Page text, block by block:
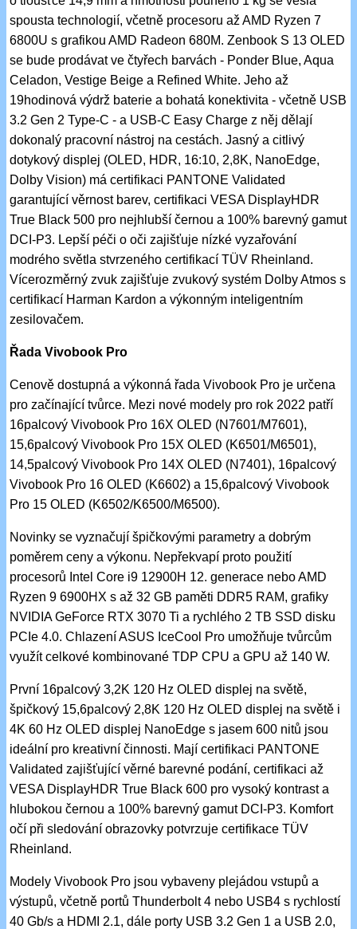
spousta technologií, včetně procesoru až AMD Ryzen 7
6800U s grafikou AMD Radeon 680M. Zenbook S 13 OLED
se bude prodávat ve čtyřech barvách - Ponder Blue, Aqua
Celadon, Vestige Beige a Refined White. Jeho až
19hodinová výdrž baterie a bohatá konektivita - včetně USB
3.2 Gen 2 Type-C - a USB-C Easy Charge z něj dělají
dokonalý pracovní nástroj na cestách. Jasný a citlivý
dotykový displej (OLED, HDR, 16:10, 2,8K, NanoEdge,
Dolby Vision) má certifikaci PANTONE Validated
garantující věrnost barev, certifikaci VESA DisplayHDR
True Black 500 pro nejhlubší černou a 100% barevný gamut
DCI-P3. Lepší péči o oči zajišťuje nízké vyzařování
modrého světla stvrzeného certifikací TÜV Rheinland.
Vícerozměrný zvuk zajišťuje zvukový systém Dolby Atmos s
certifikací Harman Kardon a výkonným inteligentním
zesilovačem.
Řada Vivobook Pro
Cenově dostupná a výkonná řada Vivobook Pro je určena
pro začínající tvůrce. Mezi nové modely pro rok 2022 patří
16palcový Vivobook Pro 16X OLED (N7601/M7601),
15,6palcový Vivobook Pro 15X OLED (K6501/M6501),
14,5palcový Vivobook Pro 14X OLED (N7401), 16palcový
Vivobook Pro 16 OLED (K6602) a 15,6palcový Vivobook
Pro 15 OLED (K6502/K6500/M6500).
Novinky se vyznačují špičkovými parametry a dobrým
poměrem ceny a výkonu. Nepřekvapí proto použití
procesorů Intel Core i9 12900H 12. generace nebo AMD
Ryzen 9 6900HX s až 32 GB paměti DDR5 RAM, grafiky
NVIDIA GeForce RTX 3070 Ti a rychlého 2 TB SSD disku
PCIe 4.0. Chlazení ASUS IceCool Pro umožňuje tvůrcům
využít celkové kombinované TDP CPU a GPU až 140 W.
První 16palcový 3,2K 120 Hz OLED displej na světě,
špičkový 15,6palcový 2,8K 120 Hz OLED displej na světě i
4K 60 Hz OLED displej NanoEdge s jasem 600 nitů jsou
ideální pro kreativní činnosti. Mají certifikaci PANTONE
Validated zajišťující věrné barevné podání, certifikaci až
VESA DisplayHDR True Black 600 pro vysoký kontrast a
hlubokou černou a 100% barevný gamut DCI-P3. Komfort
očí při sledování obrazovky potvrzuje certifikace TÜV
Rheinland.
Modely Vivobook Pro jsou vybaveny plejádou vstupů a
výstupů, včetně portů Thunderbolt 4 nebo USB4 s rychlostí
40 Gb/s a HDMI 2.1, dále porty USB 3.2 Gen 1 a USB 2.0,